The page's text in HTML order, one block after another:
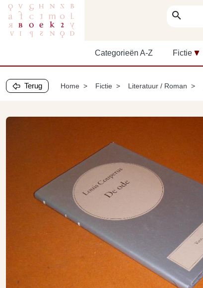
search
Categorieën A-Z Fictie
Terug Home Fictie Literatuur / Roman